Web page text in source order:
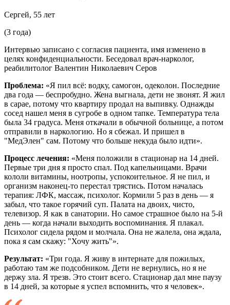
Сергей, 55 лет
(3 года)
Интервью записано с согласия пациента, имя изменено в
целях конфиденциальности. Беседовал врач-нарколог,
реабилитолог Валентин Николаевич Серов
Проблема: «Я пил всё: водку, самогон, одеколон. Последние
два года — беспробудно. Жена выгнала, дети не звонят. Я жил
в сарае, потому что квартиру продал на выпивку. Однажды
сосед нашел меня в сугробе в одном тапке. Температура тела
была 34 градуса. Меня откачали в обычной больнице, а потом
отправили в наркологию. Но я сбежал. И пришел в
"МедЭлен" сам. Потому что больше некуда было идти».
Процесс лечения: «Меня положили в стационар на 14 дней.
Первые три дня я просто спал. Под капельницами. Врачи
кололи витамины, ноотропы, успокоительное. Я не пил, и
организм наконец-то перестал трястись. Потом началась
терапия: ЛФК, массаж, психолог. Кормили 5 раз в день — я
забыл, что такое горячий суп. Палата на двоих, чисто,
телевизор. Я как в санатории. Но самое страшное было на 5-й
день — когда начали выходить воспоминания. Я плакал.
Психолог сидела рядом и молчала. Она не жалела, она ждала,
пока я сам скажу: "Хочу жить"».
Результат: «Три года. Я живу в интернате для пожилых,
работаю там же подсобником. Дети не вернулись, но я не
держу зла. Я трезв. Это стоит всего. Стационар дал мне паузу
в 14 дней, за которые я успел вспомнить, что я человек».